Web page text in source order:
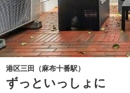
港区三田（麻布十番駅）
ずっといっしょに